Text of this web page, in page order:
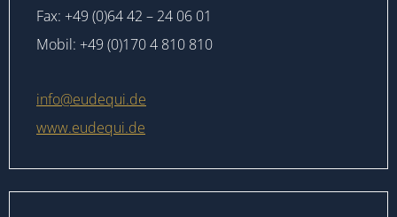
Fax: +49 (0)64 42 – 24 06 01
Mobil: +49 (0)170 4 810 810
info@eudequi.de
www.eudequi.de